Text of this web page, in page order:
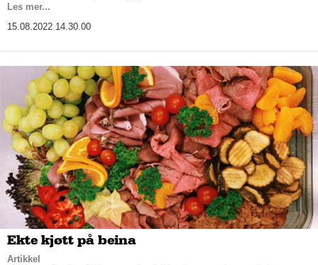
Les mer...
15.08.2022 14.30.00
Ekte kjøtt på beina
Artikkel